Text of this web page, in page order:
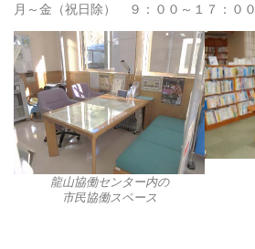
月～金（祝日除） ９：００～１７：００
龍山協働センター内の
市民協働スペース